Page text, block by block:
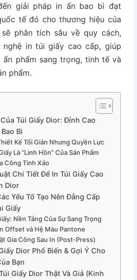
giải pháp in ấn bao bì đạt
tế đó cho thương hiệu của
phân tích sâu về quy cách,
in túi giấy cao cấp, giúp
ấn phẩm sang trọng, tinh tế và
phẩm.
Túi Giấy Dior: Đỉnh Cao
Bì
Kế Tối Giản Nhưng Quyền Lực
Là “Linh Hồn” Của Sản Phẩm
Công Tinh Xảo
Chi Tiết Để In Túi Giấy Cao
Dior
Yếu Tố Tạo Nên Đẳng Cấp
Giấy
Nền Tảng Của Sự Sang Trọng
Offset và Hệ Màu Pantone
Gia Công Sau In (Post-Press)
Dior Phổ Biến & Gợi Ý Cho
Bạn
Giấy Dior Thật Và Giả (Kinh